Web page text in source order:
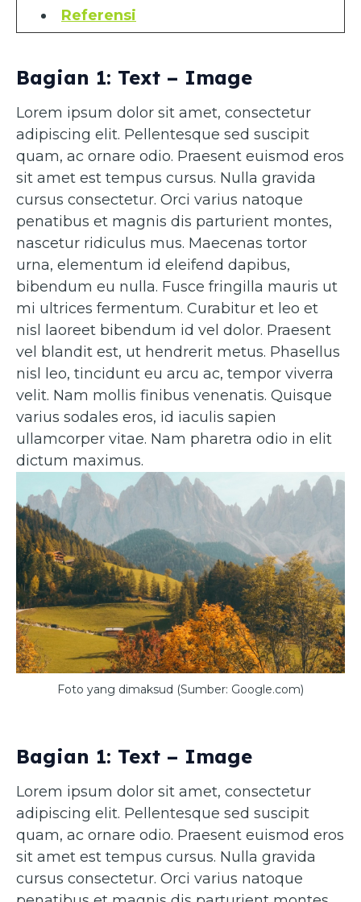
Referensi
Bagian 1: Text – Image
Lorem ipsum dolor sit amet, consectetur
adipiscing elit. Pellentesque sed suscipit
quam, ac ornare odio. Praesent euismod eros
sit amet est tempus cursus. Nulla gravida
cursus consectetur. Orci varius natoque
penatibus et magnis dis parturient montes,
nascetur ridiculus mus. Maecenas tortor
urna, elementum id eleifend dapibus,
bibendum eu nulla. Fusce fringilla mauris ut
mi ultrices fermentum. Curabitur et leo et
nisl laoreet bibendum id vel dolor. Praesent
vel blandit est, ut hendrerit metus. Phasellus
nisl leo, tincidunt eu arcu ac, tempor viverra
velit. Nam mollis finibus venenatis. Quisque
varius sodales eros, id iaculis sapien
ullamcorper vitae. Nam pharetra odio in elit
dictum maximus.
Foto yang dimaksud (Sumber: Google.com)
Bagian 1: Text – Image
Lorem ipsum dolor sit amet, consectetur
adipiscing elit. Pellentesque sed suscipit
quam, ac ornare odio. Praesent euismod eros
sit amet est tempus cursus. Nulla gravida
cursus consectetur. Orci varius natoque